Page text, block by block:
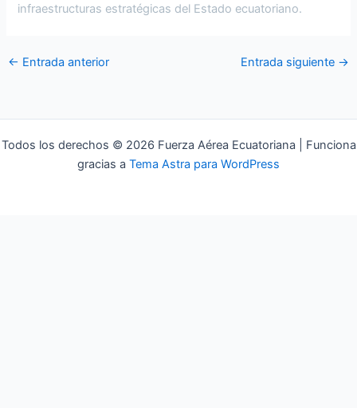
infraestructuras estratégicas del Estado ecuatoriano.
← Entrada anterior Entrada siguiente →
Todos los derechos © 2026 Fuerza Aérea Ecuatoriana | Funciona
gracias a Tema Astra para WordPress